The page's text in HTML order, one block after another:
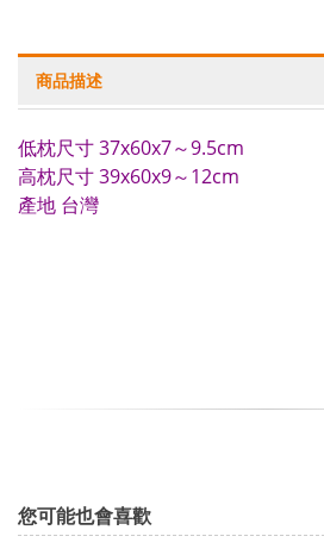
商品描述
低枕尺寸 37x60x7～9.5cm
高枕尺寸 39x60x9～12cm
產地 台灣
您可能也會喜歡